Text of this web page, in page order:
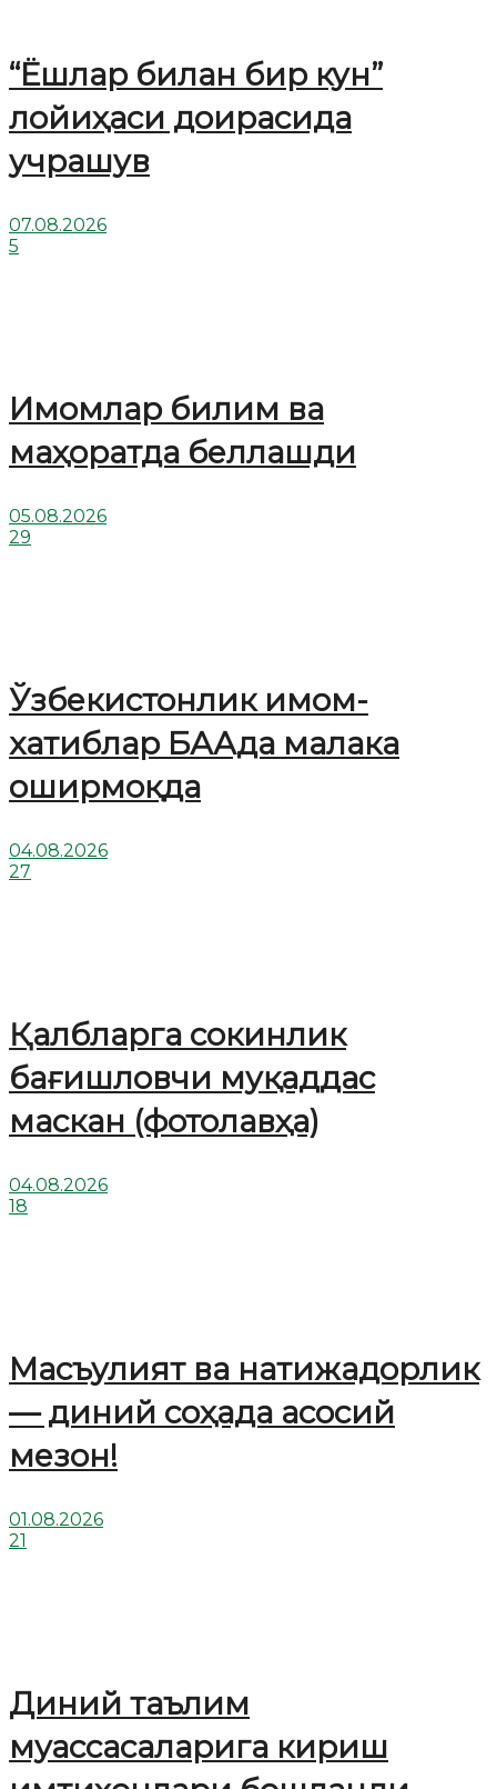
“Ёшлар билан бир кун”
лойиҳаси доирасида
учрашув
07.08.2026
5
Имомлар билим ва
маҳоратда беллашди
05.08.2026
29
Ўзбекистонлик имом-
хатиблар БААда малака
оширмоқда
04.08.2026
27
Қалбларга сокинлик
бағишловчи муқаддас
маскан (фотолавҳа)
04.08.2026
18
Масъулият ва натижадорлик
— диний соҳада асосий
мезон!
01.08.2026
21
Диний таълим
муассасаларига кириш